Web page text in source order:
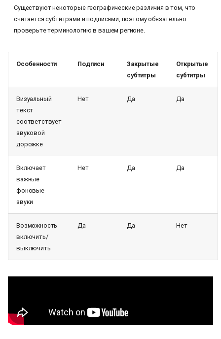
Существуют некоторые географические различия в том, что
считается субтитрами и подписями, поэтому обязательно
проверьте терминологию в вашем регионе.
Особенности Подписи
Закрытые
субтитры
Открытые
субтитры
Визуальный
текст
соответствует
звуковой
дорожке
Нет Да Да
Включает
важные
фоновые
звуки
Нет Да Да
Возможность
включить/
выключить
Да Да Нет